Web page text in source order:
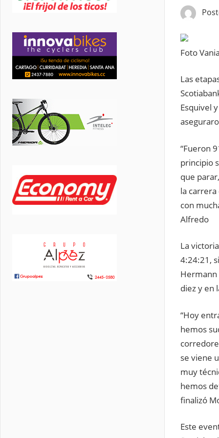
Foto
Las
Esquivel
“Fueron
principio
que
la
con
Alfredo
La
4:24:21,
Hermann
diez y en
“Hoy
hemos
se viene
muy
hemos
finalizó
Este